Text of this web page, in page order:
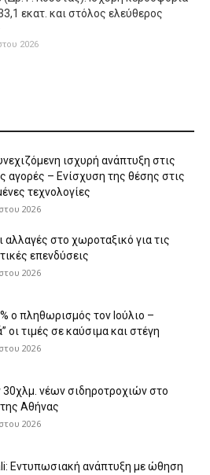
εκατ. και στόλος ελεύθερος
2026
ισχυρή ανάπτυξη στις
αγορές – Ενίσχυση της θέσης στις
τεχνολογίες
2026
αλλαγές στο χωροταξικό για τις
επενδύσεις
2026
ο πληθωρισμός τον Ιούλιο –
οι τιμές σε καύσιμα και στέγη
2026
30χλμ. νέων σιδηροτροχιών στο
Αθήνας
2026
Eντυπωσιακή ανάπτυξη με ώθηση